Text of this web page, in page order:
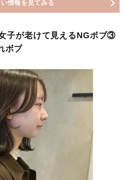
情報を見てみる
子が老けて見えるNGボブ③
ボブ